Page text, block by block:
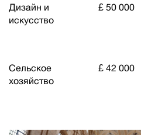
Дизайн и
искусство
£ 50 000
Сельское
хозяйство
£ 42 000